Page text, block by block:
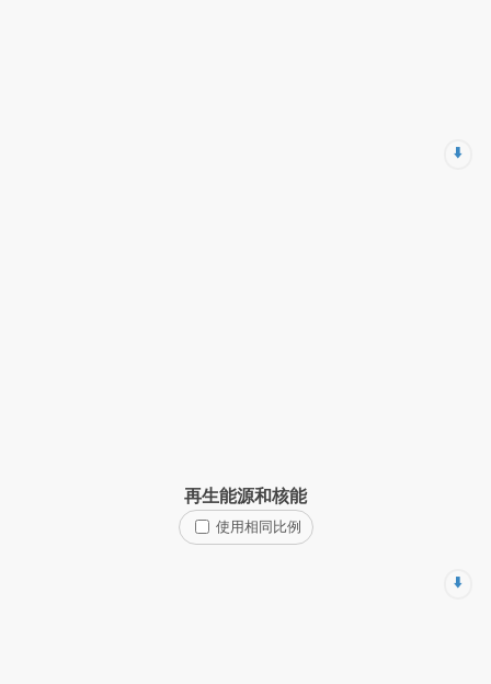
⬇️
再生能源和核能
使用相同比例
⬇️